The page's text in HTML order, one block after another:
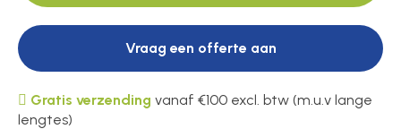
Vraag een offerte aan
Gratis verzending vanaf €100 excl. btw (m.u.v lange
lengtes)